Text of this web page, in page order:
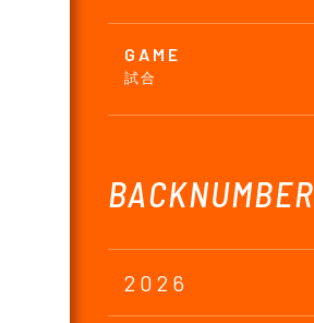
GAME
試合
BACKNUMBER
2026